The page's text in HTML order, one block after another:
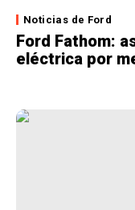
Noticias de Ford
Ford Fathom:
eléctrica por